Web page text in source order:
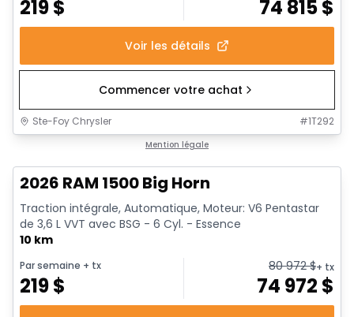
219$ 74 815$
Voir les détails
Commencer votre achat
Ste-Foy Chrysler #1T292
Mention légale
2026 RAM 1500 Big Horn
Traction intégrale, Automatique, Moteur: V6 Pentastar
de 3,6 L VVT avec BSG - 6 Cyl. - Essence
10 km
Par semaine + tx
219$
80 972$+ tx
74 972 $